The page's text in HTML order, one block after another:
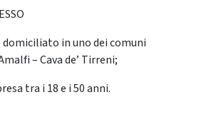
domiciliato in uno dei comuni
–Cavade’ Tirreni;
tra i 18 e i 50 anni.